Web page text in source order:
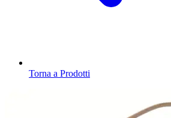
Torna a Prodotti